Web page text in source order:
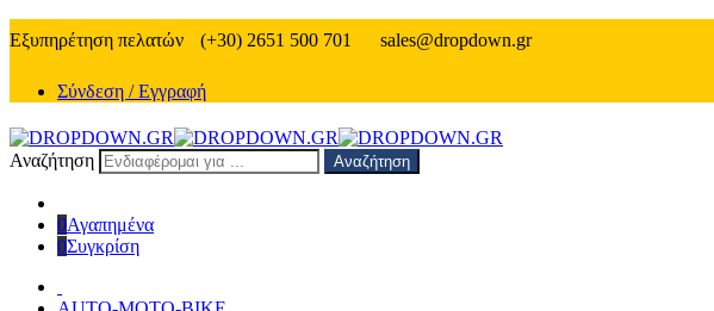
Εξυπηρέτηση πελατών (+30) 2651 500 701 sales@dropdown.gr
Σύνδεση / Εγγραφή
Αναζήτηση Αναζήτηση
0Αγαπημένα
0Συγκρίση